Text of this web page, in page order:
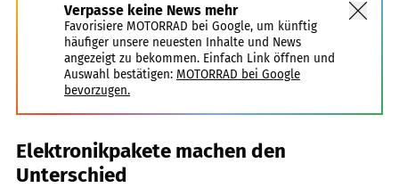
Verpasse keine News mehr
Favorisiere MOTORRAD bei Google, um künftig
häufiger unsere neuesten Inhalte und News
angezeigt zu bekommen. Einfach Link öffnen und
Auswahl bestätigen: MOTORRAD bei Google
bevorzugen.
Elektronikpakete machen den
Unterschied